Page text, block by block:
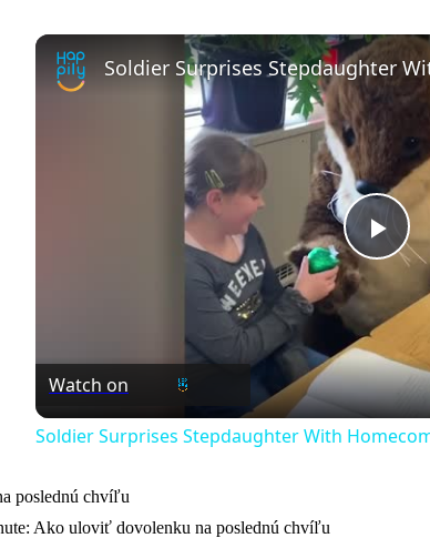
Watch on
Soldier Surprises Stepdaughter With
Ako uloviť dovolenku na poslednú chvíľu